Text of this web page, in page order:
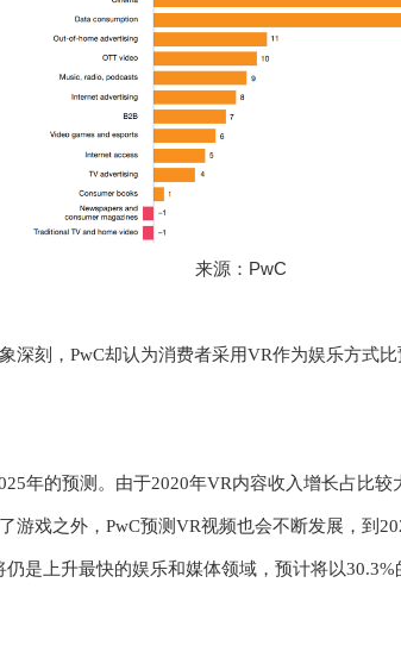
来源：PwC
深刻， PwC却认为消费者采用VR作为娱乐方式
年的预测。由于2020年VR内容收入增长占比
游戏之外，PwC预测VR视频也会不断发展，到
是上升最快的娱乐和媒体领域，预计将以30.3%